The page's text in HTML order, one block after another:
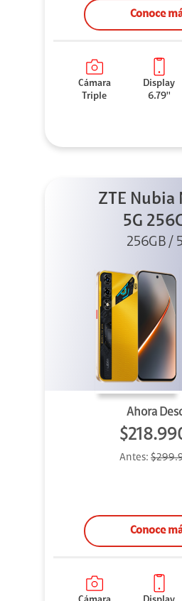
Conoce
Cámara
Triple
Display
6.79''
ZTE Nubia
5G
256GB /
Ahora
Antes:
Conoce